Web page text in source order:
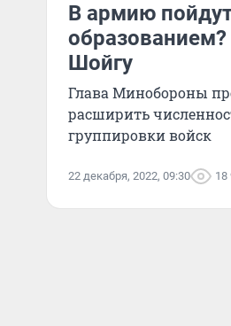
В армию
Шойгу
Глава Минобороны
расширить
группировки войск
22 декабря, 2022, 09:30 18